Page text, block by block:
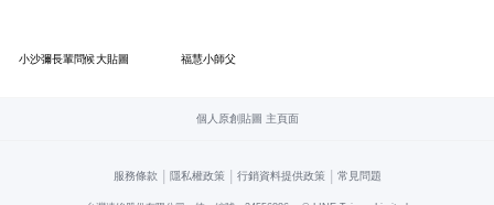
小沙彌長輩問候大貼圖 福慧小師父
個人原創貼圖 主頁面
服務條款 | 隱私權政策 | 行銷資料提供政策 | 常見問題